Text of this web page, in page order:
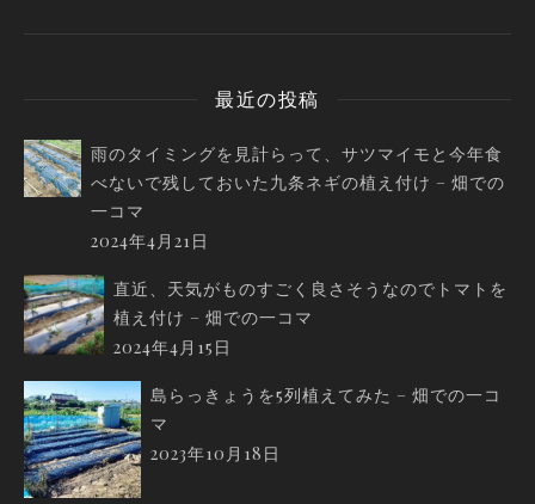
最近の投稿
雨のタイミングを見計らって、サツマイモと今年食
べないで残しておいた九条ネギの植え付け – 畑での
一コマ
2024年4月21日
直近、天気がものすごく良さそうなのでトマトを
植え付け – 畑での一コマ
2024年4月15日
島らっきょうを5列植えてみた – 畑での一コ
マ
2023年10月18日